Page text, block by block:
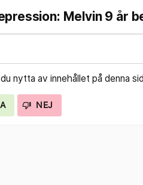
Melvin 9 år
nytta av innehållet på denna
NEJ